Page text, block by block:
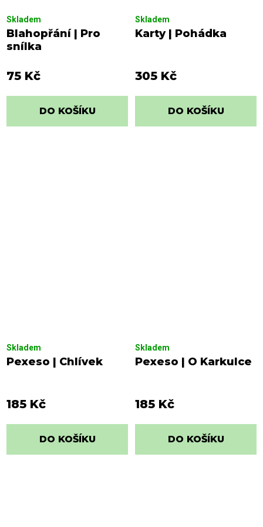
Blahopřání | Pro
snílka
Skladem
75 Kč
DO KOŠÍKU
Karty | Pohádka
Skladem
305 Kč
DO KOŠÍKU
Pexeso | Chlívek
Skladem
185 Kč
DO KOŠÍKU
Pexeso | O Karkulce
Skladem
185 Kč
DO KOŠÍKU